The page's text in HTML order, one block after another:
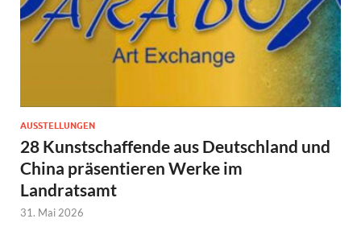
AUSSTELLUNGEN
28 Kunstschaffende aus Deutschland und
China präsentieren Werke im
Landratsamt
31. Mai 2026